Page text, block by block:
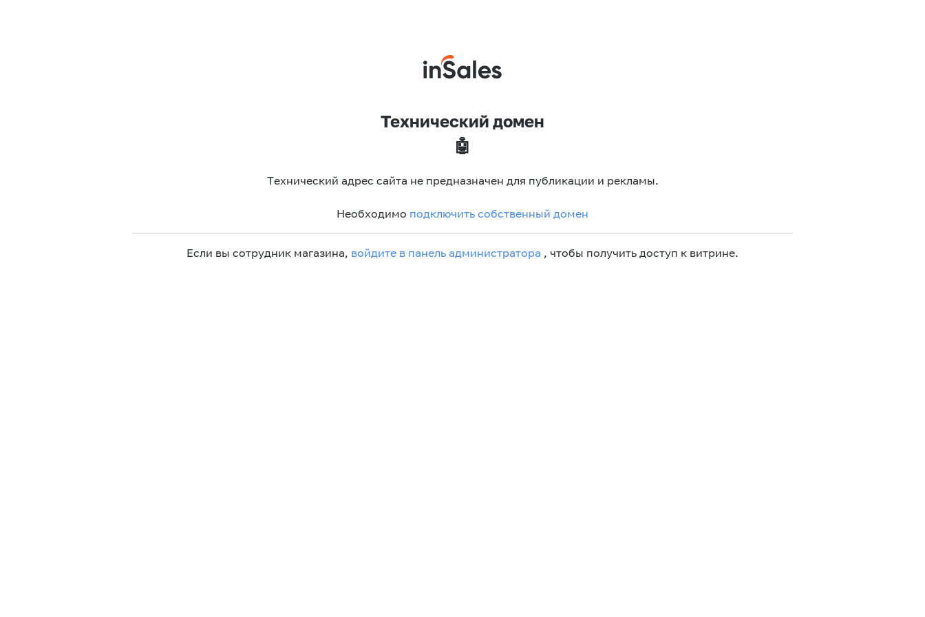
Технический домен
🤖
Технический адрес сайта не предназначен для публикации и рекламы.
Необходимо подключить собственный домен
Если вы сотрудник магазина, войдите в панель администратора , чтобы получить доступ к витрине.